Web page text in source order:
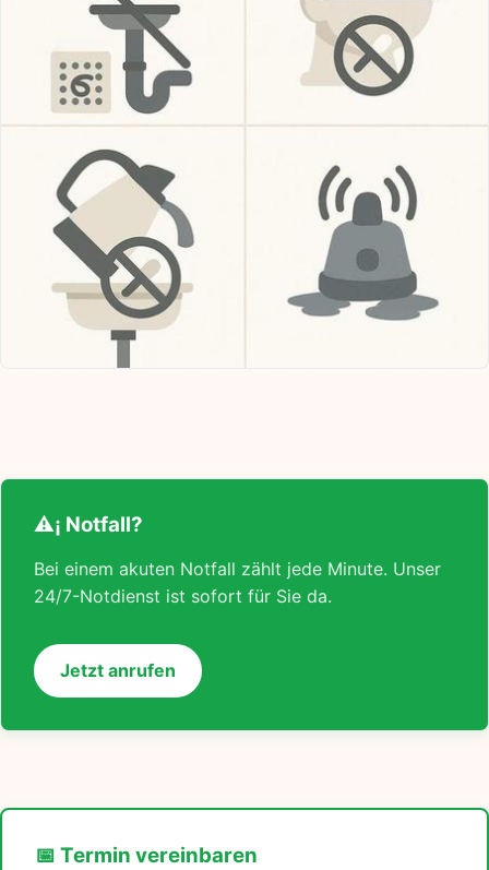
⚠¡ Notfall?
Bei einem akuten Notfall zählt jede Minute. Unser
24/7-Notdienst ist sofort für Sie da.
Jetzt anrufen
📅 Termin vereinbaren